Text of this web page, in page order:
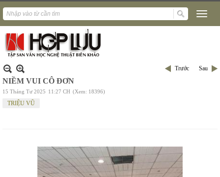
Trước Sau
NIỀM VUI CÔ ĐƠN
15 Tháng Tư 2025 11:27 CH (Xem: 18396)
TRIỆU VŨ